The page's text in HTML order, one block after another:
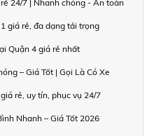
24/7 | Nhanh chóng - An toàn
giá rẻ, đa dạng tải trọng
Quận 4 giá rẻ nhất
– Giá Tốt | Gọi Là Có Xe
rẻ, uy tín, phục vụ 24/7
Nhanh – Giá Tốt 2026